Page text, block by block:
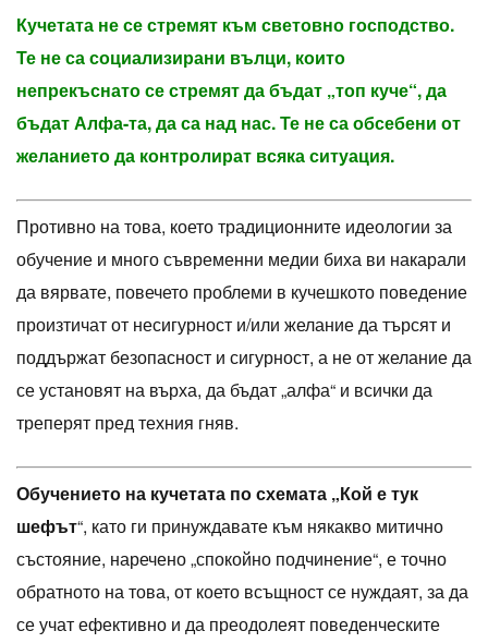
Кучетата не се стремят към световно господство.
Те не са социализирани вълци, които
непрекъснато се стремят да бъдат „топ куче“, да
бъдат Алфа-та, да са над нас. Те не са обсебени от
желанието да контролират всяка ситуация.
Противно на това, което традиционните идеологии за
обучение и много съвременни медии биха ви накарали
да вярвате, повечето проблеми в кучешкото поведение
произтичат от несигурност и/или желание да търсят и
поддържат безопасност и сигурност, а не от желание да
се установят на върха, да бъдат „алфа“ и всички да
треперят пред техния гняв.
Обучението на кучетата по схемата „Кой е тук
шефът“, като ги принуждавате към някакво митично
състояние, наречено „спокойно подчинение“, е точно
обратното на това, от което всъщност се нуждаят, за да
се учат ефективно и да преодолеят поведенческите